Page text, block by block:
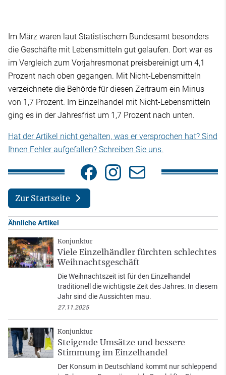
Im März waren laut Statistischem Bundesamt besonders
die Geschäfte mit Lebensmitteln gut gelaufen. Dort war es
im Vergleich zum Vorjahresmonat preisbereinigt um 4,1
Prozent nach oben gegangen. Mit Nicht-Lebensmitteln
verzeichnete die Behörde für diesen Zeitraum ein Minus
von 1,7 Prozent. Im Einzelhandel mit Nicht-Lebensmitteln
ging es in der Jahresfrist um 1,7 Prozent nach unten.
Hat der Artikel nicht gehalten, was er versprochen hat? Sind
Ihnen Fehler aufgefallen? Schreiben Sie uns.
Zur Startseite
Ähnliche Artikel
Konjunktur
Viele Einzelhändler fürchten schlechtes
Weihnachtsgeschäft
Die Weihnachtszeit ist für den Einzelhandel
traditionell die wichtigste Zeit des Jahres. In diesem
Jahr sind die Aussichten mau.
27.11.2025
Konjunktur
Steigende Umsätze und bessere
Stimmung im Einzelhandel
Der Konsum in Deutschland kommt nur schleppend